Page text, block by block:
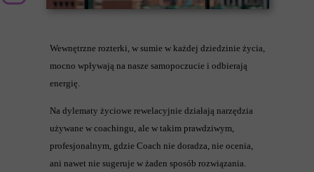
Wewnętrzne rozterki, w sumie w każdej dziedzinie życia,
mocno wpływają na nasze samopoczucie i odbierają
energię.
Na dylematy życiowe rewelacyjnie działają narzędzia
używane w coachingu, ale w takim prawdziwym,
profesjonalnym, gdzie Coach nie doradza, nie ocenia,
ani nawet nie sugeruje w żaden sposób rozwiązania.